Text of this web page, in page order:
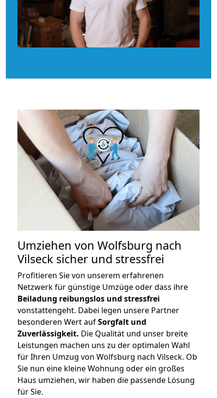
Umziehen von Wolfsburg nach
Vilseck sicher und stressfrei
Profitieren Sie von unserem erfahrenen
Netzwerk für günstige Umzüge oder dass ihre
Beiladung reibungslos und stressfrei
vonstattengeht. Dabei legen unsere Partner
besonderen Wert aufSorgfalt und
Zuverlässigkeit. Die Qualität und unser breite
Leistungen machen uns zu der optimalen Wahl
für Ihren Umzug von Wolfsburg nach Vilseck. Ob
Sie nun eine kleine Wohnung oder ein großes
Haus umziehen, wir haben die passende Lösung
für Sie.